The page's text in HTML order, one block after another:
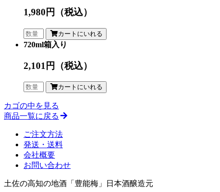
1,980円 （税込）
カートにいれる
720ml箱入り
2,101円 （税込）
カートにいれる
カゴの中を見る
商品一覧に戻る
ご注文方法
発送・送料
会社概要
お問い合わせ
土佐の高知の地酒「豊能梅」日本酒醸造元